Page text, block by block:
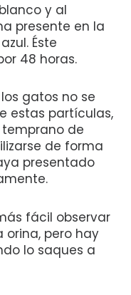
y al
presente en la
Éste
48 horas.
gatos no se
estas partículas,
de
de forma
presentado
fácil observar
orina, pero hay
lo saques a